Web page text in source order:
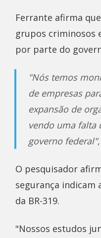
Ferrante afirma
grupos criminosos
por parte do
"Nós temos
de empresas
expansão de
vendo uma falta
governo
O pesquisador
segurança indicam
da BR-319.
"Nossos estudos